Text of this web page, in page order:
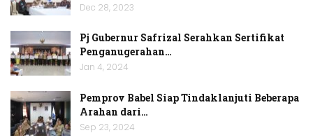
Dec 28, 2023
Pj Gubernur Safrizal Serahkan Sertifikat
Penganugerahan…
Jan 4, 2024
Pemprov Babel Siap Tindaklanjuti Beberapa
Arahan dari…
Sep 23, 2024